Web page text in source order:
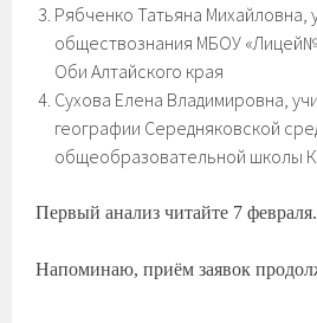
Рябченко Татьяна Михайловна,
обществознания МБОУ
Оби Алтайского края
Сухова Елена Владимировна,
географии Середняковской
общеобразовательной школы
Первый анализ читайте 7 февраля.
Напоминаю, приём заявок